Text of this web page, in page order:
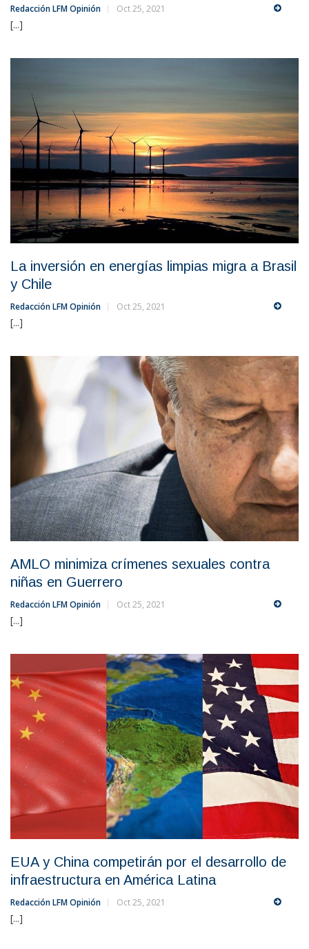
Redacción LFM Opinión Oct 25, 2021
[...]
La inversión en energías limpias migra a Brasil
y Chile
Redacción LFM Opinión Oct 25, 2021
[...]
AMLO minimiza crímenes sexuales contra
niñas en Guerrero
Redacción LFM Opinión Oct 25, 2021
[...]
EUA y China competirán por el desarrollo de
infraestructura en América Latina
Redacción LFM Opinión Oct 25, 2021
[...]